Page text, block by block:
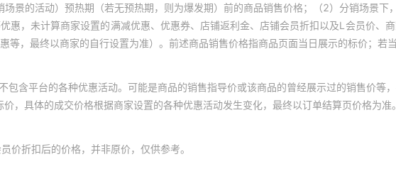
场景的活动）预热期（若无预热期，则为爆发期）前的商品销售价格；（2）分销场景
惠，未计算商家设置的满减优惠、优惠券、店铺返利金、店铺会员折扣以及L会员价、
，最终以商家的自行设置为准）。前述商品销售价格指商品页面当日展示的标价；若
含平台的各种优惠活动。可能是商品的销售指导价或该商品的曾经展示过的销售价等，
，具体的成交价格根据商家设置的各种优惠活动发生变化，最终以订单结算页价格为准。
价折扣后的价格，并非原价，仅供参考。